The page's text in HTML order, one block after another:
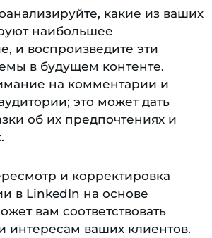
какие из ваших
наибольшее
и воспроизведите эти
в будущем контенте.
на комментарии и
это может дать
об их предпочтениях и
и корректировка
в LinkedIn на основе
вам соответствовать
интересам ваших клиентов.